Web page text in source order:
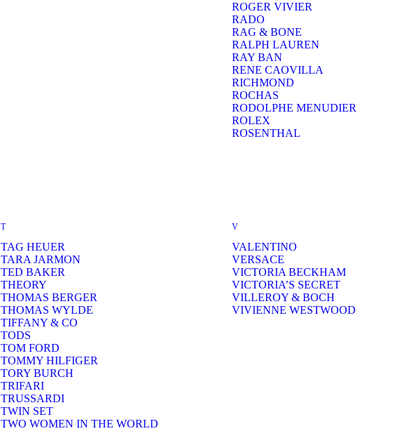
ROGER VIVIER
RADO
RAG & BONE
RALPH LAUREN
RAY BAN
RENE CAOVILLA
RICHMOND
ROCHAS
RODOLPHE MENUDIER
ROLEX
ROSENTHAL
T
TAG HEUER
TARA JARMON
TED BAKER
THEORY
THOMAS BERGER
THOMAS WYLDE
TIFFANY & CO
TODS
TOM FORD
TOMMY HILFIGER
TORY BURCH
TRIFARI
TRUSSARDI
TWIN SET
TWO WOMEN IN THE WORLD
V
VALENTINO
VERSACE
VICTORIA BECKHAM
VICTORIA’S SECRET
VILLEROY & BOCH
VIVIENNE WESTWOOD